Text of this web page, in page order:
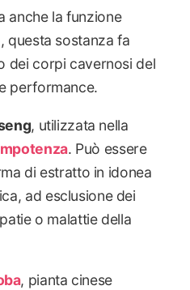
anche la funzione
questa sostanza fa
dei corpi cavernosi del
performance.
, utilizzata nella
. Può essere
di estratto in idonea
ad esclusione dei
o malattie della
, pianta cinese